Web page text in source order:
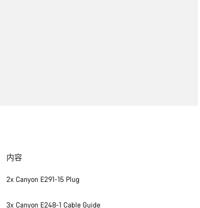
内容
2x Canyon E291-15 Plug
3x Canyon E248-1 Cable Guide